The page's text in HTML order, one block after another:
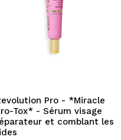
Pro - *Miracle
Tox* - Sérum visage
et comblant les